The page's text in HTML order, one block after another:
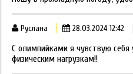
Руслана 28.03.2024 12:42
С олимпийками я чувствую
физическим нагрузкам!!